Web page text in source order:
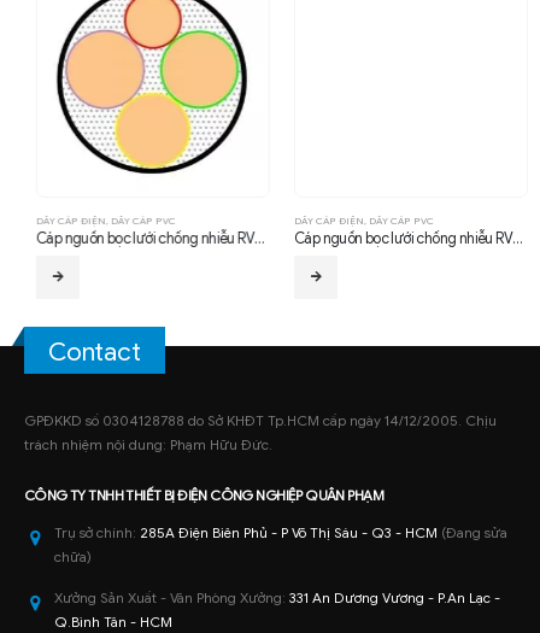
DÂY CÁP ĐIỆN,DÂY CÁP PVC
Cáp nguồn bọc lưới chống nhiễu RVVP 3×2.5 + 1×1.5mm2
DÂY CÁP ĐIỆN,DÂY CÁP PVC
Cáp nguồn bọc lưới chống nhiễu RVVP 3×1.5 + 1x1mm2
Contact
GPĐKKD số 0304128788 do Sở KHĐT Tp.HCM cấp ngày 14/12/2005. Chịu
trách nhiệm nội dung: Phạm Hữu Đức.
CÔNG TY TNHHTHIẾT BỊ ĐIỆN CÔNG NGHIỆPQUÂN PHẠM
Trụ sở chính: 285A Điện Biên Phủ - P Võ Thị Sáu - Q3 - HCM (Đang sửa
chữa)
Xưởng Sản Xuất - Văn Phòng Xưởng: 331 An Dương Vương - P.An Lạc -
Q.Bình Tân - HCM